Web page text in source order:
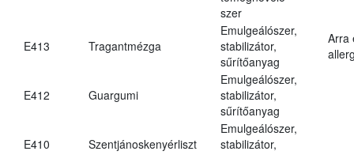
szer
E413 Tragantmézga
Emulgeálószer,
stabilizátor,
sűrítőanyag
Arra
E412 Guargumi
Emulgeálószer,
stabilizátor,
sűrítőanyag
E410 Szentjánoskenyérliszt
Emulgeálószer,
stabilizátor,